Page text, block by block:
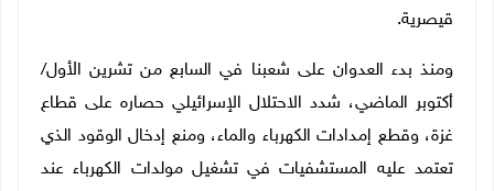
قيصرية.
ومنذ بدء العدوان على شعبنا في السابع من تشرين الأول/
أكتوبر الماضي، شدد الاحتلال الإسرائيلي حصاره على قطاع
غزة، وقطع إمدادات الكهرباء والماء، ومنع إدخال الوقود الذي
تعتمد عليه المستشفيات في تشغيل مولدات الكهرباء عند